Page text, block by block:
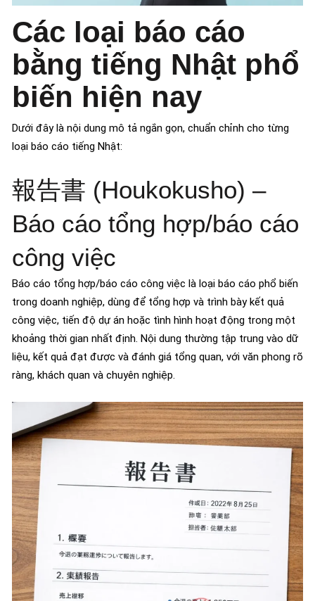
Các loại báo cáo
bằng tiếng Nhật phổ
biến hiện nay
Dưới đây là nội dung mô tả ngắn gọn, chuẩn chỉnh cho từng
loại báo cáo tiếng Nhật:
報告書 (Houkokusho) –
Báo cáo tổng hợp/báo cáo
công việc
Báo cáo tổng hợp/báo cáo công việc là loại báo cáo phổ biến
trong doanh nghiệp, dùng để tổng hợp và trình bày kết quả
công việc, tiến độ dự án hoặc tình hình hoạt động trong một
khoảng thời gian nhất định. Nội dung thường tập trung vào dữ
liệu, kết quả đạt được và đánh giá tổng quan, với văn phong rõ
ràng, khách quan và chuyên nghiệp.